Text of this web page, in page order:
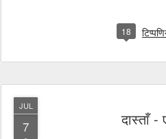
18
JUL
7 दास्ताँ